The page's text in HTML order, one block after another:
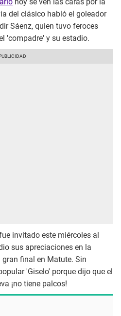
hoy se ven las caras por la
del clásico habló el goleador
Sáenz, quien tuvo feroces
'compadre' y su estadio.
invitado este miércoles al
sus apreciaciones en la
final en Matute. Sin
'Giselo' porque dijo que el
¡no tiene palcos!